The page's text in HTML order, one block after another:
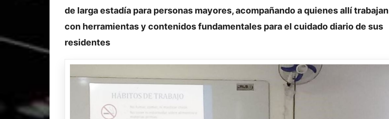
de larga estadía para personas mayores, acompañando a quienes allí trabajan
con herramientas y contenidos fundamentales para el cuidado diario de sus
residentes